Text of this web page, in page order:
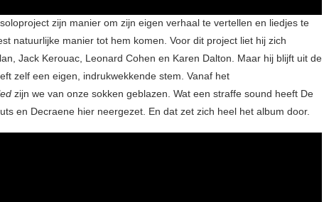
zijn manier om zijn eigen verhaal te vertellen en liedjes te
natuurlijke manier tot hem komen. Voor dit project liet hij zich
Jack Kerouac, Leonard Cohen en Karen Dalton. Maar hij blijft uit de
zelf een eigen, indrukwekkende stem. Vanaf het
zijn we van onze sokken geblazen. Wat een straffe sound heeft De
en Decraene hier neergezet. En dat zet zich heel het album door.